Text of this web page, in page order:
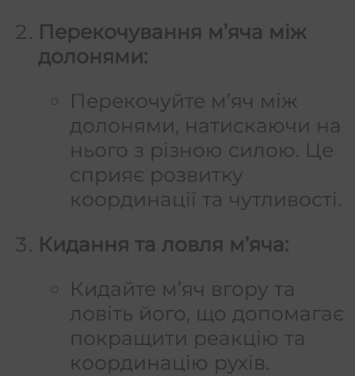
Перекочування м’яча між
долонями:
Перекочуйте м’яч між
долонями, натискаючи на
нього з різною силою. Це
сприяє розвитку
координації та чутливості.
Кидання та ловля м’яча:
Кидайте м’яч вгору та
ловіть його, що допомагає
покращити реакцію та
координацію рухів.